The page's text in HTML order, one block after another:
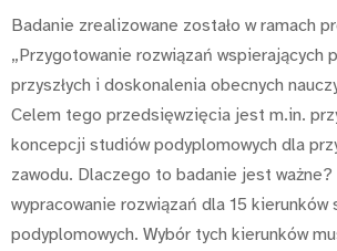
Badanie zrealizowane zostało w ramach
„Przygotowanie rozwiązań wspierających
przyszłych i doskonalenia obecnych
Celem tego przedsięwzięcia jest m.in.
koncepcji studiów podyplomowych dla
zawodu. Dlaczego to badanie jest ważne?
wypracowanie rozwiązań dla 15 kierunków
podyplomowych. Wybór tych kierunków